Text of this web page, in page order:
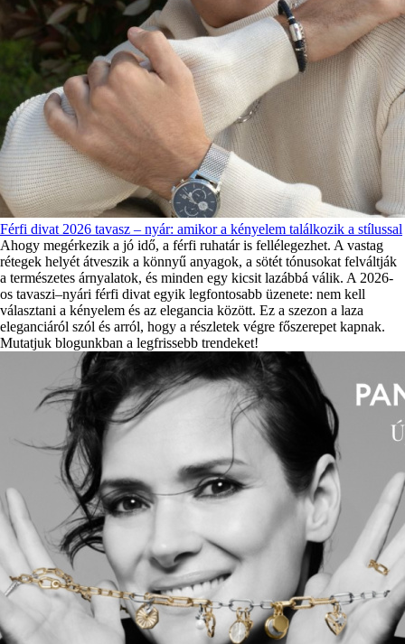
Férfi divat 2026 tavasz – nyár: amikor a kényelem találkozik a stílussal
Ahogy megérkezik a jó idő, a férfi ruhatár is fellélegezhet. A vastag
rétegek helyét átveszik a könnyű anyagok, a sötét tónusokat felváltják
a természetes árnyalatok, és minden egy kicsit lazábbá válik. A 2026-
os tavaszi–nyári férfi divat egyik legfontosabb üzenete: nem kell
választani a kényelem és az elegancia között. Ez a szezon a laza
eleganciáról szól és arról, hogy a részletek végre főszerepet kapnak.
Mutatjuk blogunkban a legfrissebb trendeket!